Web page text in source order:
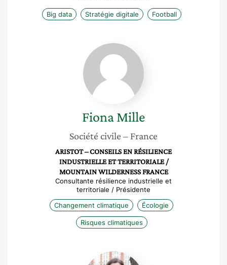
Big data Stratégie digitale Football
Fiona
Mille
FionaMille
Société civile – France
ARISTOT – CONSEILS EN RÉSILIENCE
INDUSTRIELLE ET TERRITORIALE /
MOUNTAIN WILDERNESS FRANCE
Consultante résilience industrielle et
territoriale / Présidente
Changement climatique
Écologie
Risques climatiques
Célia